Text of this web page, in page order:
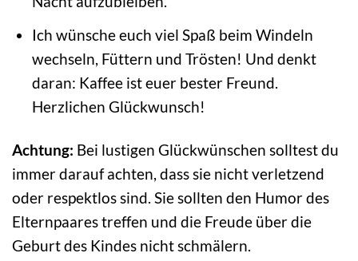
Ich wünsche euch viel Spaß beim Windeln
wechseln, Füttern und Trösten! Und denkt
daran: Kaffee ist euer bester Freund.
Herzlichen Glückwunsch!
Achtung: Bei lustigen Glückwünschen solltest du
immer darauf achten, dass sie nicht verletzend
oder respektlos sind. Sie sollten den Humor des
Elternpaares treffen und die Freude über die
Geburt des Kindes nicht schmälern.